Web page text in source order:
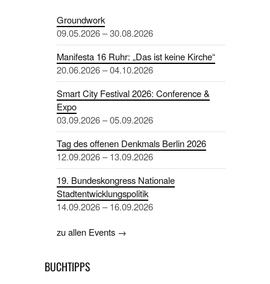
Groundwork
09.05.2026 – 30.08.2026
Manifesta 16 Ruhr: „Das ist keine Kirche“
20.06.2026 – 04.10.2026
Smart City Festival 2026: Conference &
Expo
03.09.2026 – 05.09.2026
Tag des offenen Denkmals Berlin 2026
12.09.2026 – 13.09.2026
19. Bundeskongress Nationale
Stadtentwicklungspolitik
14.09.2026 – 16.09.2026
zu allen Events →
BUCHTIPPS